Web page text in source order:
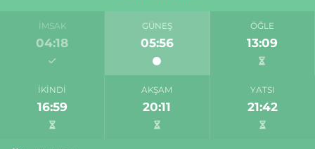
İMSAK
04:18
GÜNEŞ
05:56
ÖĞLE
13:09
İKINDI
16:59
AKŞAM
20:11
YATSI
21:42